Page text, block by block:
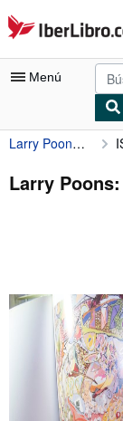
Pasar al contenido
IberLibro.com
Menú
Mi cuenta
Consultar mis
Arte y
Vendedores
Comenzar a
Larry Poons: New Paintings
Larry